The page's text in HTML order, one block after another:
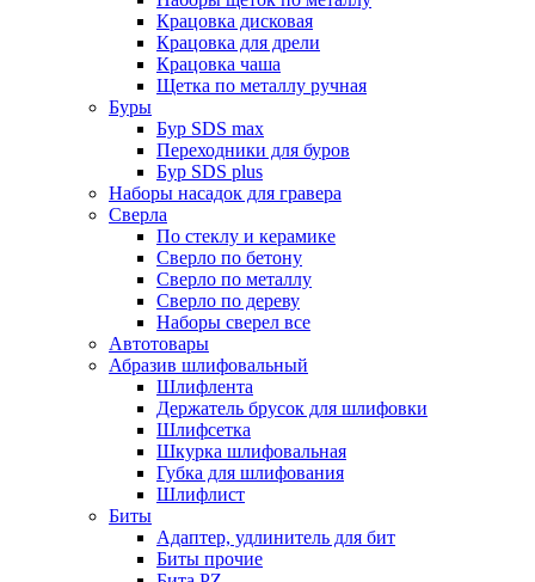
Крацовка дисковая
Крацовка для дрели
Крацовка чаша
Щетка по металлу ручная
Буры
Бур SDS max
Переходники для буров
Бур SDS plus
Наборы насадок для гравера
Сверла
По стеклу и керамике
Сверло по бетону
Сверло по металлу
Сверло по дереву
Наборы сверел все
Автотовары
Абразив шлифовальный
Шлифлента
Держатель брусок для шлифовки
Шлифсетка
Шкурка шлифовальная
Губка для шлифования
Шлифлист
Биты
Адаптер, удлинитель для бит
Биты прочие